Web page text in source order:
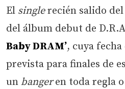
El singlerecién salido
del álbum debut de
Baby DRAM’, cuya
prevista para finales de
un bangeren toda regla o